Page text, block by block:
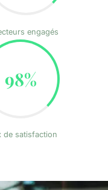
engagés
98%
de satisfaction